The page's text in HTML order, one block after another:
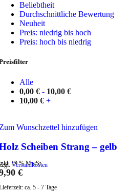
Beliebtheit
Durchschnittliche Bewertung
Neuheit
Preis: niedrig bis hoch
Preis: hoch bis niedrig
Alle
0,00 € - 10,00 €
10,00 € +
Wunschzettel hinzufügen
Scheiben Strang – gelb
19 % MwSt.
Versandkosten
€
ca. 5 - 7 Tage